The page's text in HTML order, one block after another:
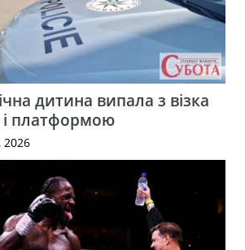
дитина випала з візка
платформою
2026